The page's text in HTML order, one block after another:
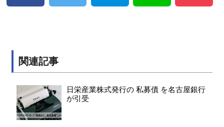
関連記事
日栄産業株式発行の 私募債 を名古屋銀行
が引受